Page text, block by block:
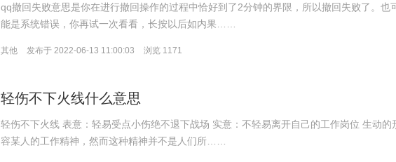
qq撤回失败意思是你在进行撤回操作的过程中恰好到了2分钟的界限，所以撤回失败了。也
能是系统错误，你再试一次看看，长按以后如内果……
其他 发布于 2022-06-13 11:00:03 浏览 1171
轻伤不下火线什么意思
轻伤不下火线 表意：轻易受点小伤绝不退下战场 实意：不轻易离开自己的工作岗位 生动的
容某人的工作精神，然而这种精神并不是人们所……